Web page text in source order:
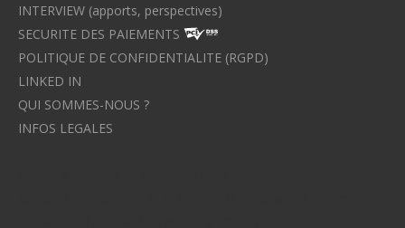
INTERVIEW (apports, perspectives)
SECURITE DES PAIEMENTS
POLITIQUE DE CONFIDENTIALITE (RGPD)
LINKED IN
QUI SOMMES-NOUS ?
INFOS LEGALES